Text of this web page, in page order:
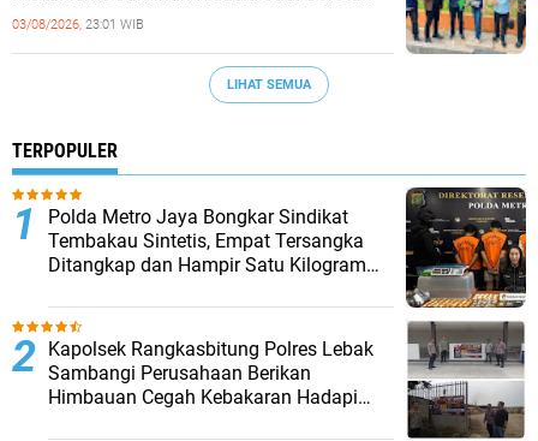
03/08/2026, 23:01 WIB
LIHAT SEMUA
TERPOPULER
‎Polda Metro Jaya Bongkar Sindikat
Tembakau Sintetis, Empat Tersangka
Ditangkap dan Hampir Satu Kilogram
Kapolsek Rangkasbitung Polres Lebak
Sambangi Perusahaan Berikan
Himbauan Cegah Kebakaran Hadapi